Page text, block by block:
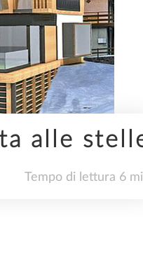
alle
Tempo di lettura 6